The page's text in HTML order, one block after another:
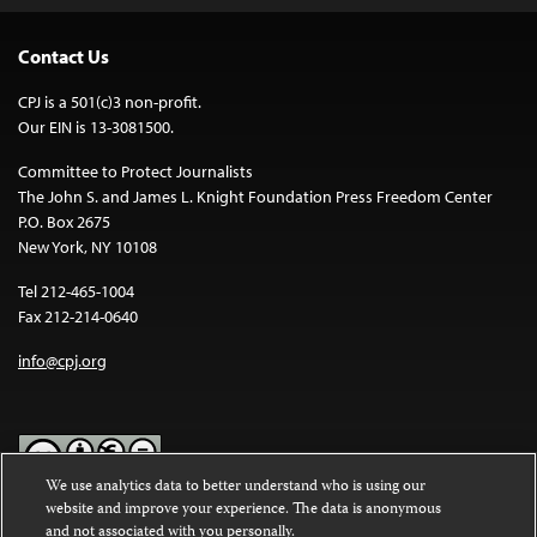
Contact Us
CPJ is a 501(c)3 non-profit.
Our EIN is 13-3081500.
Committee to Protect Journalists
The John S. and James L. Knight Foundation Press Freedom Center
P.O. Box 2675
New York, NY 10108
Tel 212-465-1004
Fax 212-214-0640
info@cpj.org
Except where noted, text on this website is licensed under a
We use analytics data to better understand who is using our
website and improve your experience. The data is anonymous